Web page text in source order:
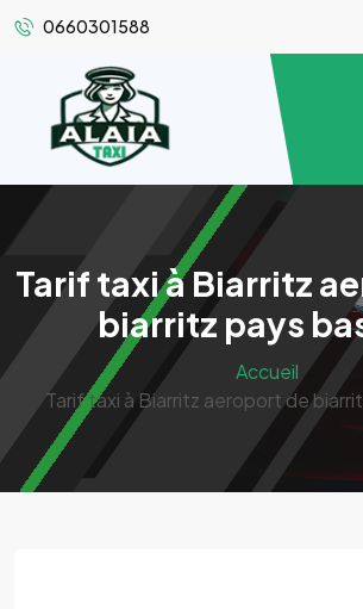
0660301588
Tarif taxi à Biarritz
biarritz pays
Accueil
Tarif taxi à Biarritz aeroport de